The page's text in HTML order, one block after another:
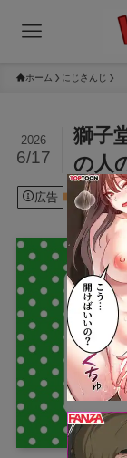
ホーム にじさんじ
獅子
の人
2026
6/17
広告 にじさんじ